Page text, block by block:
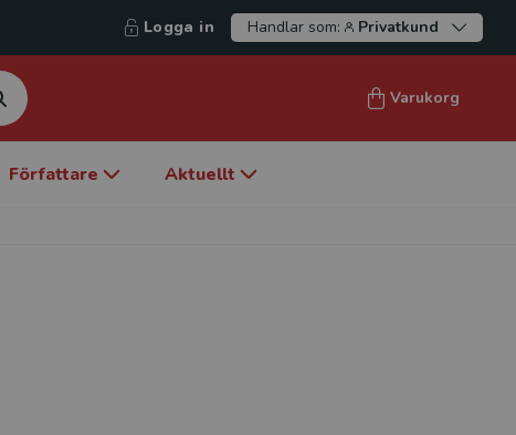
Logga in Handlar som: Privatkund
Varukorg
Författare Aktuellt